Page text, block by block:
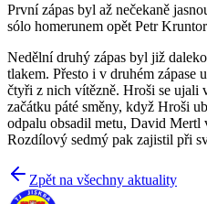
První zápas byl až nečekaně
sólo homerunem opět Petr
Nedělní druhý zápas byl již
tlakem. Přesto i v druhém zápase
čtyři z nich vítězně. Hroši se ujali
začátku páté směny, když Hroši
odpalu obsadil metu, David Mertl
Rozdílový sedmý pak zajistil při
Zpět na všechny aktuality